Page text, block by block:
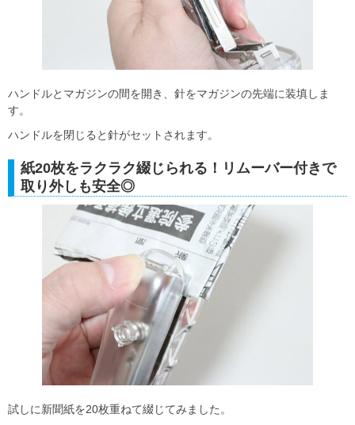
ハンドルとマガジンの間を開き、針をマガジンの先端に装填しま
す。
ハンドルを閉じると針がセットされます。
紙20枚をラクラク綴じられる！リムーバー付きで
取り外しも安全◎
試しに新聞紙を20枚重ねて綴じてみました。